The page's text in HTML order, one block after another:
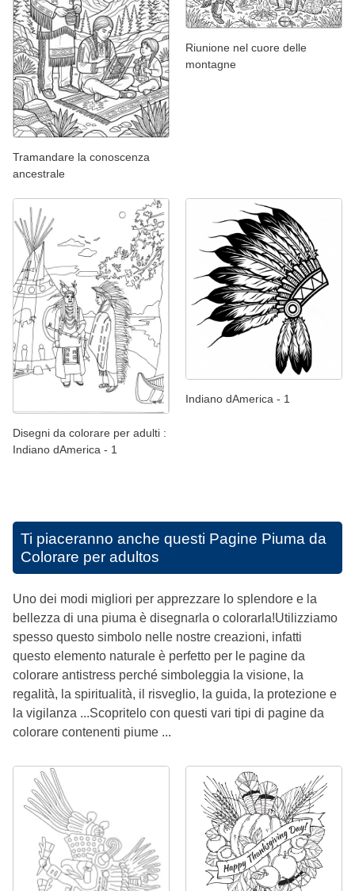
Tramandare la conoscenza
ancestrale
Riunione nel cuore delle
montagne
Disegni da colorare per adulti :
Indiano dAmerica - 1
Indiano dAmerica - 1
Ti piaceranno anche questi Pagine Piuma da
Colorare per adultos
Uno dei modi migliori per apprezzare lo splendore e la
bellezza di una piuma è disegnarla o colorarla!Utilizziamo
spesso questo simbolo nelle nostre creazioni, infatti
questo elemento naturale è perfetto per le pagine da
colorare antistress perché simboleggia la visione, la
regalità, la spiritualità, il risveglio, la guida, la protezione e
la vigilanza ...Scopritelo con questi vari tipi di pagine da
colorare contenenti piume ...